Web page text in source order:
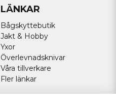
LÄNKAR
Bågskyttebutik
Jakt & Hobby
Yxor
Överlevnadsknivar
Våra tillverkare
Fler länkar